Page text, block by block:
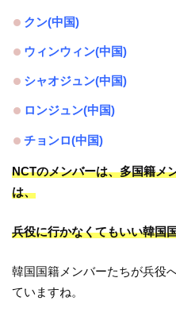
クン(中国)
ウィンウィン(中国)
シャオジュン(中国)
ロンジュン(中国)
チョンロ(中国)
NCTのメンバーは、多国籍メ
は、
兵役に行かなくてもいい韓国
韓国国籍メンバーたちが兵役
ていますね。